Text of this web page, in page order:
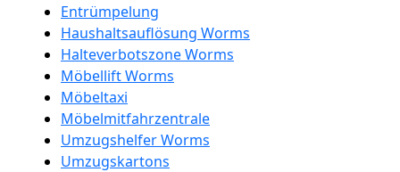
Entrümpelung
Haushaltsauflösung Worms
Halteverbotszone Worms
Möbellift Worms
Möbeltaxi
Möbelmitfahrzentrale
Umzugshelfer Worms
Umzugskartons